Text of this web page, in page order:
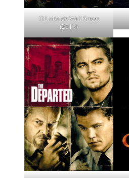
O Lobo de Wall Street
(2013)